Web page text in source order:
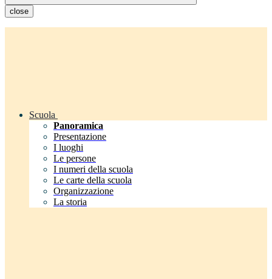
close
Scuola
Panoramica
Presentazione
I luoghi
Le persone
I numeri della scuola
Le carte della scuola
Organizzazione
La storia